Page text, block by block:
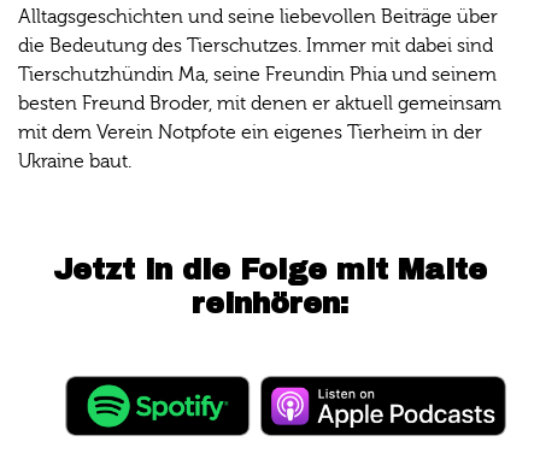
Alltagsgeschichten und seine liebevollen Beiträge über
die Bedeutung des Tierschutzes. Immer mit dabei sind
Tierschutzhündin Ma, seine Freundin Phia und seinem
besten Freund Broder, mit denen er aktuell gemeinsam
mit dem Verein Notpfote ein eigenes Tierheim in der
Ukraine baut.
Jetzt in die Folge mit Malte
reinhören: